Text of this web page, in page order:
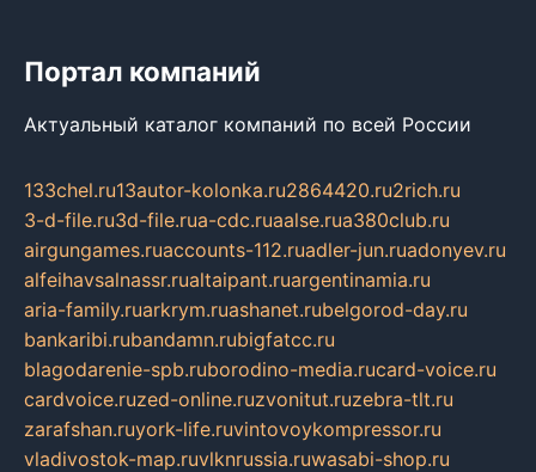
Портал компаний
Актуальный каталог компаний по всей России
133chel.ru13autor-kolonka.ru2864420.ru2rich.ru
3-d-file.ru3d-file.rua-cdc.ruaalse.rua380club.ru
airgungames.ruaccounts-112.ruadler-jun.ruadonyev.ru
alfeihavsalnassr.rualtaipant.ruargentinamia.ru
aria-family.ruarkrym.ruashanet.rubelgorod-day.ru
bankaribi.rubandamn.rubigfatcc.ru
blagodarenie-spb.ruborodino-media.rucard-voice.ru
cardvoice.ruzed-online.ruzvonitut.ruzebra-tlt.ru
zarafshan.ruyork-life.ruvintovoykompressor.ru
vladivostok-map.ruvlknrussia.ruwasabi-shop.ru